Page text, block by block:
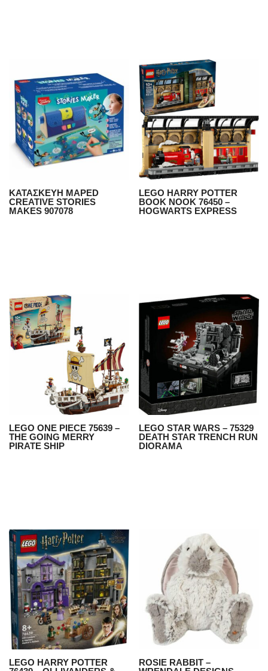
ΚΑΤΑΣΚΕΥΗ MAPED
CREATIVE STORIES
MAKES 907078
LEGO HARRY POTTER
BOOK NOOK 76450 –
HOGWARTS EXPRESS
LEGO ONE PIECE 75639 –
THE GOING MERRY
PIRATE SHIP
LEGO STAR WARS – 75329
DEATH STAR TRENCH RUN
DIORAMA
LEGO HARRY POTTER
ROSIE RABBIT –